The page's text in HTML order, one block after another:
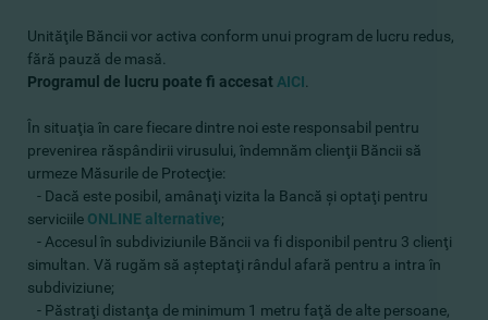
Unităţile Băncii vor activa conform unui program de lucru redus,
fără pauză de masă.
Programul de lucru poate fi accesat AICI
În situaţia în care fiecare dintre noi este responsabil pentru
prevenirea răspândirii virusului, îndemnăm clienţii Băncii să
urmeze Măsurile de Protecţie:
- Dacă este posibil, amânaţi vizita la Bancă şi optaţi pentru
serviciile ONLINE alternative;
- Accesul în subdiviziunile Băncii va fi disponibil pentru 3 clienţi
simultan. Vă rugăm să aşteptaţi rândul afară pentru a intra în
subdiviziune;
- Păstraţi distanţa de minimum 1 metru faţă de alte persoane,